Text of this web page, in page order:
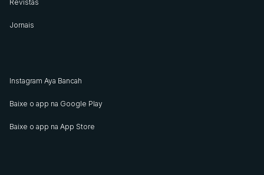
Revistas
Jornais
Instagram Aya Bancah
Baixe o app na Google Play
Baixe o app na App Store